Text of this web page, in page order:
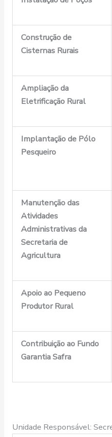
Construção de
Cisternas Rurais
Ampliação da
Eletrificação Rural
Implantação de Pólo
Pesqueiro
Manutenção das
Atividades
Administrativas da
Secretaria de
Agricultura
Apoio ao Pequeno
Produtor Rural
Contribuição ao Fundo
Garantia Safra
Unidade Responsável: